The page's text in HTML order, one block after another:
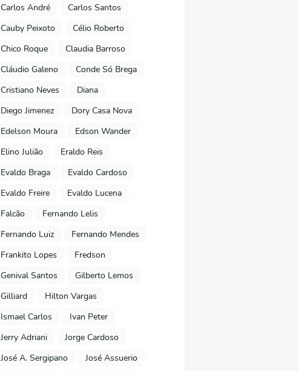
Carlos André
Carlos Santos
Cauby Peixoto
Célio Roberto
Chico Roque
Claudia Barroso
Cláudio Galeno
Conde Só Brega
Cristiano Neves
Diana
Diego Jimenez
Dory Casa Nova
Edelson Moura
Edson Wander
Elino Julião
Eraldo Reis
Evaldo Braga
Evaldo Cardoso
Evaldo Freire
Evaldo Lucena
Falcão
Fernando Lelis
Fernando Luiz
Fernando Mendes
Frankito Lopes
Fredson
Genival Santos
Gilberto Lemos
Gilliard
Hilton Vargas
Ismael Carlos
Ivan Peter
Jerry Adriani
Jorge Cardoso
José A. Sergipano
José Assuerio